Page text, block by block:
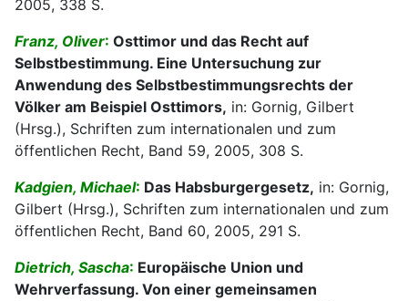
2005, 338 S.
Franz, Oliver: Osttimor und das Recht auf
Selbstbestimmung. Eine Untersuchung zur
Anwendung des Selbstbestimmungsrechts der
Völker am Beispiel Osttimors, in: Gornig, Gilbert
(Hrsg.), Schriften zum internationalen und zum
öffentlichen Recht, Band 59, 2005, 308 S.
Kadgien, Michael: Das Habsburgergesetz, in: Gornig,
Gilbert (Hrsg.), Schriften zum internationalen und zum
öffentlichen Recht, Band 60, 2005, 291 S.
Dietrich, Sascha: Europäische Union und
Wehrverfassung. Von einer gemeinsamen